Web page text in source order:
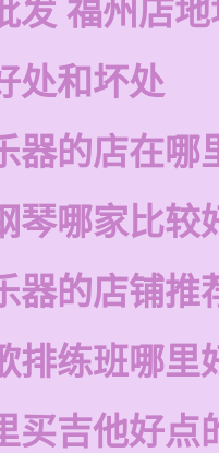
发 福州店
处和坏处
器的店在哪
琴哪家比较
器的店铺推
排练班哪里
买吉他好点